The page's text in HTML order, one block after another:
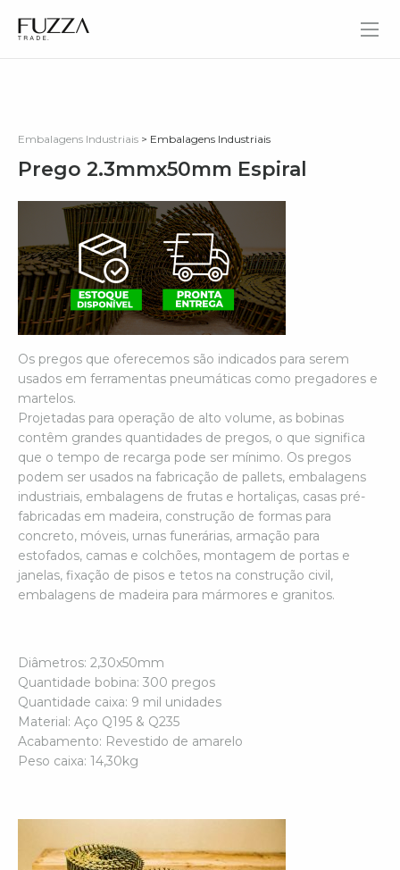
Fuzza Trade
Embalagens Industriais > Embalagens Industriais
Prego 2.3mmx50mm Espiral
Os pregos que oferecemos são indicados para serem
usados em ferramentas pneumáticas como pregadores e
martelos.
Projetadas para operação de alto volume, as bobinas
contêm grandes quantidades de pregos, o que significa
que o tempo de recarga pode ser mínimo. Os pregos
podem ser usados na fabricação de pallets, embalagens
industriais, embalagens de frutas e hortaliças, casas pré-
fabricadas em madeira, construção de formas para
concreto, móveis, urnas funerárias, armação para
estofados, camas e colchões, montagem de portas e
janelas, fixação de pisos e tetos na construção civil,
embalagens de madeira para mármores e granitos.
Diâmetros: 2,30x50mm
Quantidade bobina: 300 pregos
Quantidade caixa: 9 mil unidades
Material: Aço Q195 & Q235
Acabamento: Revestido de amarelo
Peso caixa: 14,30kg